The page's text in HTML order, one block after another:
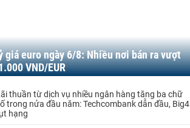
giá euro ngày 6/8: Nhiều nơi bán ra vượt
VND/EUR
thuần từ dịch vụ nhiều ngân hàng tăng ba chữ
trong nửa đầu năm: Techcombank dẫn đầu, Big4
hạng